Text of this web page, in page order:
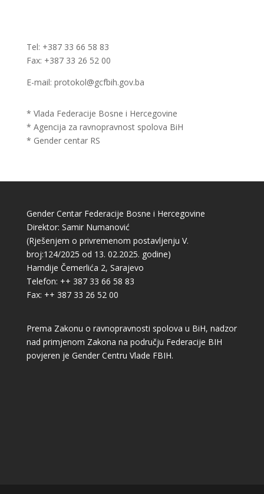
Tel: +387 33 66 58 83
Fax: +387 33 26 52 00
E-mail: protokol@gcfbih.gov.ba
* Vlada Federacije Bosne i Hercegovine
* Agencija za ravnopravnost spolova BiH
* Gender centar RS
Gender Centar Federacije Bosne i Hercegovine
Direktor: Samir Numanović
(Rješenjem o privremenom postavljenju V.
broj:124/2025 od 13. 02.2025. godine)
Hamdije Čemerlića 2, Sarajevo
Telefon: ++ 387 33 66 58 83
Fax: ++ 387 33 26 52 00
Prema Zakonu o ravnopravnosti spolova u BiH, nadzor
nad primjenom Zakona na području Federacije BIH
povjeren je Gender Centru Vlade FBIH.